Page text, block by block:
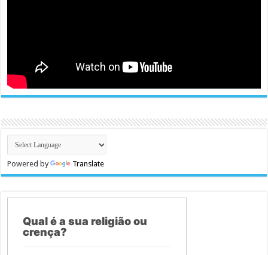
Powered by Translate
Qual é a sua religião ou
crença?